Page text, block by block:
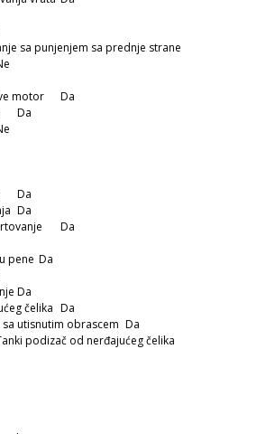
sa punjenjem sa prednje strane
motor
Da
Da
Da
Da
Da
pene Da
Da
čelika Da
utisnutim obrascem Da
podizač od nerđajućeg čelika